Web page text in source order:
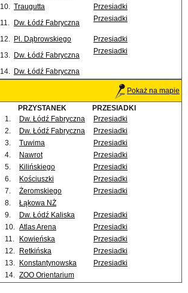
10. Traugutta
Przesiadki
11. Dw. Łódź Fabryczna Przesiadki
12. Pl. Dąbrowskiego
Przesiadki
13. Dw. Łódź Fabryczna Przesiadki
14. Dw. Łódź Fabryczna
Pokaż na mapie
PRZYSTANEK
PRZESIADKI
1.
Dw. Łódź Fabryczna
Przesiadki
2. Dw. Łódź Fabryczna
Przesiadki
3. Tuwima
Przesiadki
4. Nawrot
Przesiadki
5. Kilińskiego
Przesiadki
6. Kościuszki
Przesiadki
7. Żeromskiego
Przesiadki
8.
Łąkowa NŻ
9. Dw. Łódź Kaliska
Przesiadki
10. Atlas Arena
Przesiadki
11. Kowieńska
Przesiadki
12. Retkińska
Przesiadki
13. Konstantynowska
Przesiadki
14. ZOO Orientarium